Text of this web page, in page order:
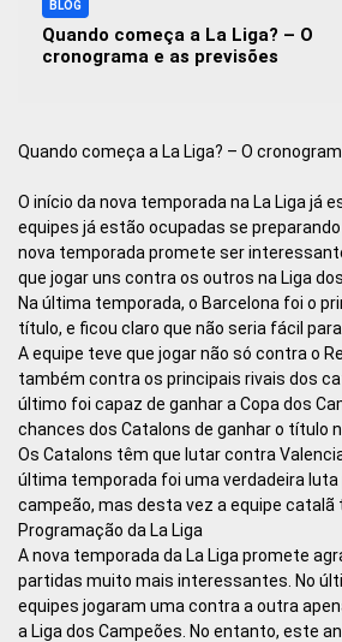
BLOG
Quando começa a La Liga? – O
cronograma e as previsões
Quando começa a La Liga? – O
O início da nova temporada na La Liga já
equipes já estão ocupadas se
nova temporada promete ser
que jogar uns contra os outros na Liga
Na última temporada, o Barcelona foi o
título, e ficou claro que não seria fácil
A equipe teve que jogar não só contra o
também contra os principais rivais dos
último foi capaz de ganhar a Copa dos
chances dos Catalons de ganhar o título
Os Catalons têm que lutar contra
última temporada foi uma verdadeira luta
campeão, mas desta vez a equipe catalã
Programação da La Liga
A nova temporada da La Liga promete
partidas muito mais interessantes. No
equipes jogaram uma contra a outra
a Liga dos Campeões. No entanto, este